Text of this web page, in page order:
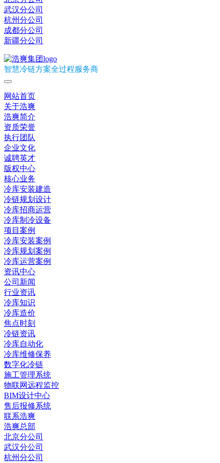
武汉分公司
杭州分公司
成都分公司
新疆分公司
智慧冷链方案全过程服务商
网站首页
关于浩爽
浩爽简介
资质荣誉
执行团队
企业文化
诚聘英才
版权中心
核心业务
冷库安装建造
冷链规划设计
冷库招商运营
冷库制冷设备
项目案例
冷库安装案例
冷库规划案例
冷库运营案例
资讯中心
公司新闻
行业资讯
冷库知识
冷库造价
焦点时刻
冷链资讯
冷库自动化
冷库维修保养
数字化冷链
施工管理系统
物联网远程监控
BIM设计中心
售后报修系统
联系浩爽
浩爽总部
北京分公司
武汉分公司
杭州分公司